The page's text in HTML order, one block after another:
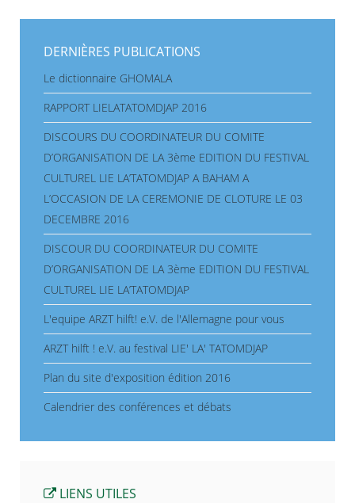
DERNIÈRES PUBLICATIONS
Le dictionnaire GHOMALA
RAPPORT LIELATATOMDJAP 2016
DISCOURS DU COORDINATEUR DU COMITE
D’ORGANISATION DE LA 3ème EDITION DU FESTIVAL
CULTUREL LIE LA’TATOMDJAP A BAHAM A
L’OCCASION DE LA CEREMONIE DE CLOTURE LE 03
DECEMBRE 2016
DISCOUR DU COORDINATEUR DU COMITE
D’ORGANISATION DE LA 3ème EDITION DU FESTIVAL
CULTUREL LIE LA’TATOMDJAP
L'equipe ARZT hilft! e.V. de l'Allemagne pour vous
ARZT hilft ! e.V. au festival LIE' LA' TATOMDJAP
Plan du site d'exposition édition 2016
Calendrier des conférences et débats
LIENS UTILES